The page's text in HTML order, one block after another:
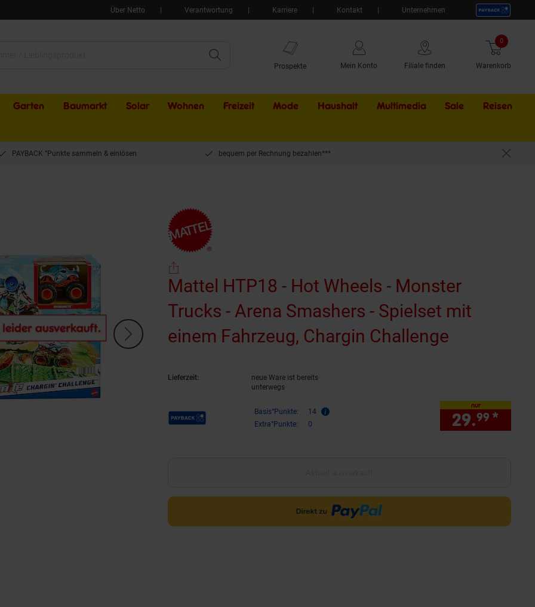
Über Netto Verantwortung Karriere Kontakt Unternehmen
Prospekte Mein Konto Filiale finden Warenkorb
0 Artikel
Garten Baumarkt Solar Wohnen Freizeit Mode Haushalt Multimedia Sale Externer
Reisen
PAYBACK °Punkte sammeln & einlösen bequem per Rechnung bezahlen***
Mattel HTP18 - Hot Wheels - Monster
Trucks - Arena Smashers - Spielset mit
einem Fahrzeug, Chargin Challenge
Lieferzeit:
neue Ware ist bereits
unterwegs
Payback Punkte Basis°Punkte:
14
Extra°Punkte:
0
nur
29.99 *